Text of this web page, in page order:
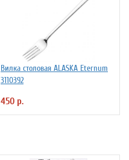
Вилка столовая ALASKA Eternum
3110392
450 р.